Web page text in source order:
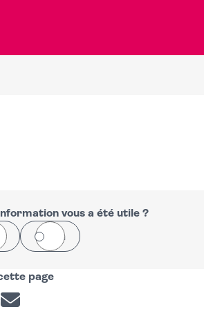
vous a été utile ?
Non
page
sur Facebook
sur LinkedIn
Partager sur Whatsapp
Partager par courriel